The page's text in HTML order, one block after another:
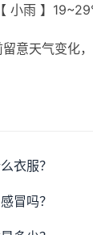
雨 】
意天气变化
衣服？
冒吗？